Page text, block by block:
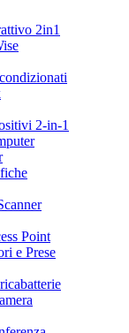
2in1
2-in-1
Point
e Prese